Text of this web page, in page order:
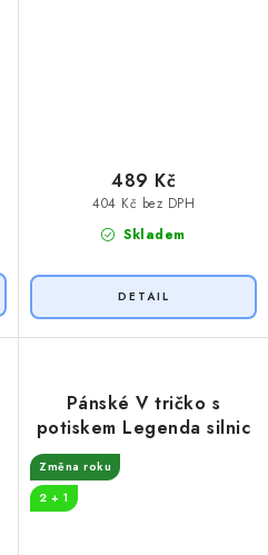
Skladem
404 Kč bez DPH
489 Kč
Pánské V tričko s
potiskem Legenda silnic
Změna roku
2 + 1